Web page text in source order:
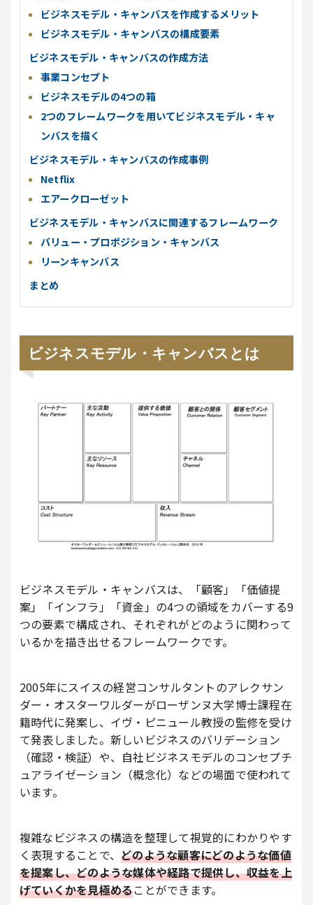
ビジネスモデル・キャンバスを作成するメリット
ビジネスモデル・キャンバスの構成要素
ビジネスモデル・キャンバスの作成方法
事業コンセプト
ビジネスモデルの4つの箱
2つのフレームワークを用いてビジネスモデル・キャ
ンバスを描く
ビジネスモデル・キャンバスの作成事例
Netflix
エアークローゼット
ビジネスモデル・キャンバスに関連するフレームワーク
バリュー・プロポジション・キャンバス
リーンキャンバス
まとめ
ビジネスモデル・キャンバスとは
ビジネスモデル・キャンバスは、「顧客」「価値提
案」「インフラ」「資金」の4つの領域をカバーする9
つの要素で構成され、それぞれがどのように関わって
いるかを描き出せるフレームワークです。
2005年にスイスの経営コンサルタントのアレクサン
ダー・オスターワルダーがローザンヌ大学博士課程在
籍時代に発案し、イヴ・ピニュール教授の監修を受け
て発表しました。新しいビジネスのバリデーション
（確認・検証）や、自社ビジネスモデルのコンセプチ
ュアライゼーション（概念化）などの場面で使われて
います。
複雑なビジネスの構造を整理して視覚的にわかりやす
く表現することで、どのような顧客にどのような価値
を提案し、どのような媒体や経路で提供し、収益を上
げていくかを見極めることができます。